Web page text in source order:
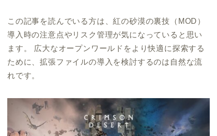
この記事を読んでいる方は、紅の砂漠の裏技（MOD）
導入時の注意点やリスク管理が気になっていると思い
ます。 広大なオープンワールドをより快適に探索する
ために、拡張ファイルの導入を検討するのは自然な流
れです。